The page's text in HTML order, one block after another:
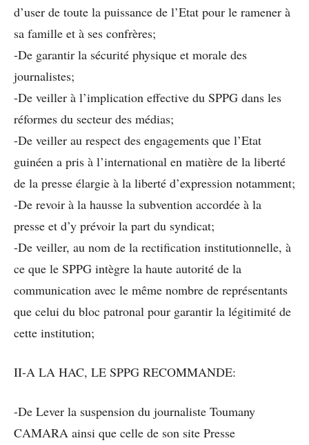
d’user de toute la puissance de l’Etat pour le ramener à
sa famille et à ses confrères;
-De garantir la sécurité physique et morale des
journalistes;
-De veiller à l’implication effective du SPPG dans les
réformes du secteur des médias;
-De veiller au respect des engagements que l’Etat
guinéen a pris à l’international en matière de la liberté
de la presse élargie à la liberté d’expression notamment;
-De revoir à la hausse la subvention accordée à la
presse et d’y prévoir la part du syndicat;
-De veiller, au nom de la rectification institutionnelle, à
ce que le SPPG intègre la haute autorité de la
communication avec le même nombre de représentants
que celui du bloc patronal pour garantir la légitimité de
cette institution;
II-A LA HAC, LE SPPG RECOMMANDE:
-De Lever la suspension du journaliste Toumany
CAMARA ainsi que celle de son site Presse